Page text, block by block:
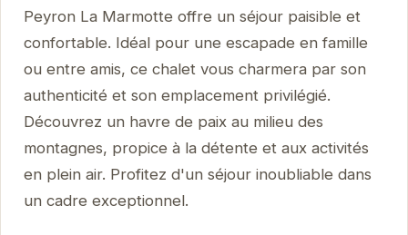
Peyron La Marmotte offre un séjour paisible et
confortable. Idéal pour une escapade en famille
ou entre amis, ce chalet vous charmera par son
authenticité et son emplacement privilégié.
Découvrez un havre de paix au milieu des
montagnes, propice à la détente et aux activités
en plein air. Profitez d'un séjour inoubliable dans
un cadre exceptionnel.